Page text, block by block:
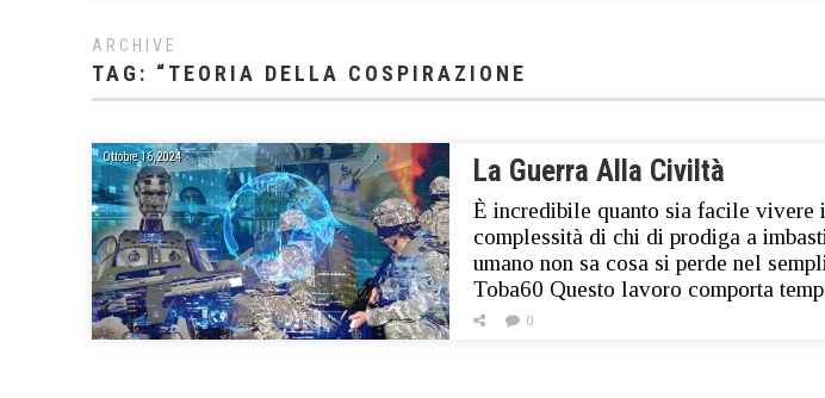
ARCHIVE
TAG: “TEORIA DELLA COSPIRAZIONE
Ottobre 16, 2024 La Guerra Alla Civiltà
È incredibile quanto sia facile vivere
complessità di chi di prodiga a
umano non sa cosa si perde nel
Toba60 Questo lavoro comporta
0